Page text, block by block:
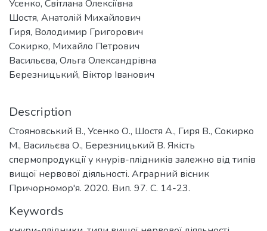
Усенко, Світлана Олексіївна
Шостя, Анатолій Михайлович
Гиря, Володимир Григорович
Сокирко, Михайло Петрович
Васильєва, Ольга Олександрівна
Березницький, Віктор Іванович
Description
Стояновський В., Усенко О., Шостя А., Гиря В., Сокирко
М., Васильєва О., Березницький В. Якість
спермопродукції у кнурів-плідників залежно від типів
вищої нервової діяльності. Аграрний вісник
Причорномор'я. 2020. Вип. 97. С. 14-23.
Keywords